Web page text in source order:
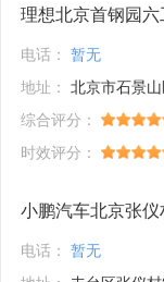
理想北京首钢园
电话： 暂无
地址： 北京市石景山区
综合评分：
时效评分：
小鹏汽车北京张
电话： 暂无